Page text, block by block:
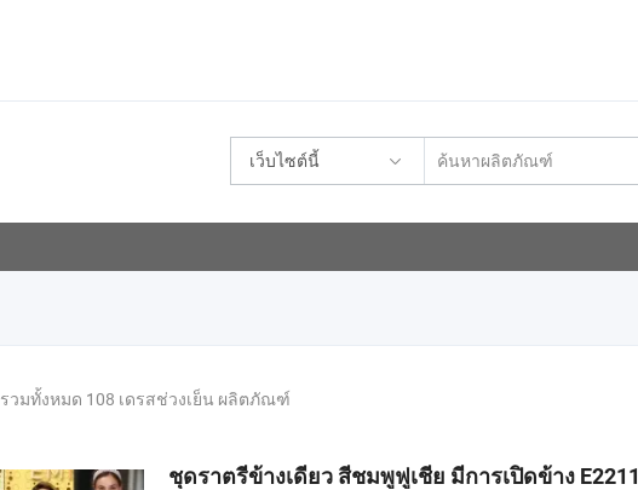
เว็บไซต์นี้
รวมทั้งหมด 108 เดรสช่วงเย็น ผลิตภัณฑ์
ชุดราตรีข้างเดียว สีชมพูฟูเชีย มีการเปิดข้าง E2211